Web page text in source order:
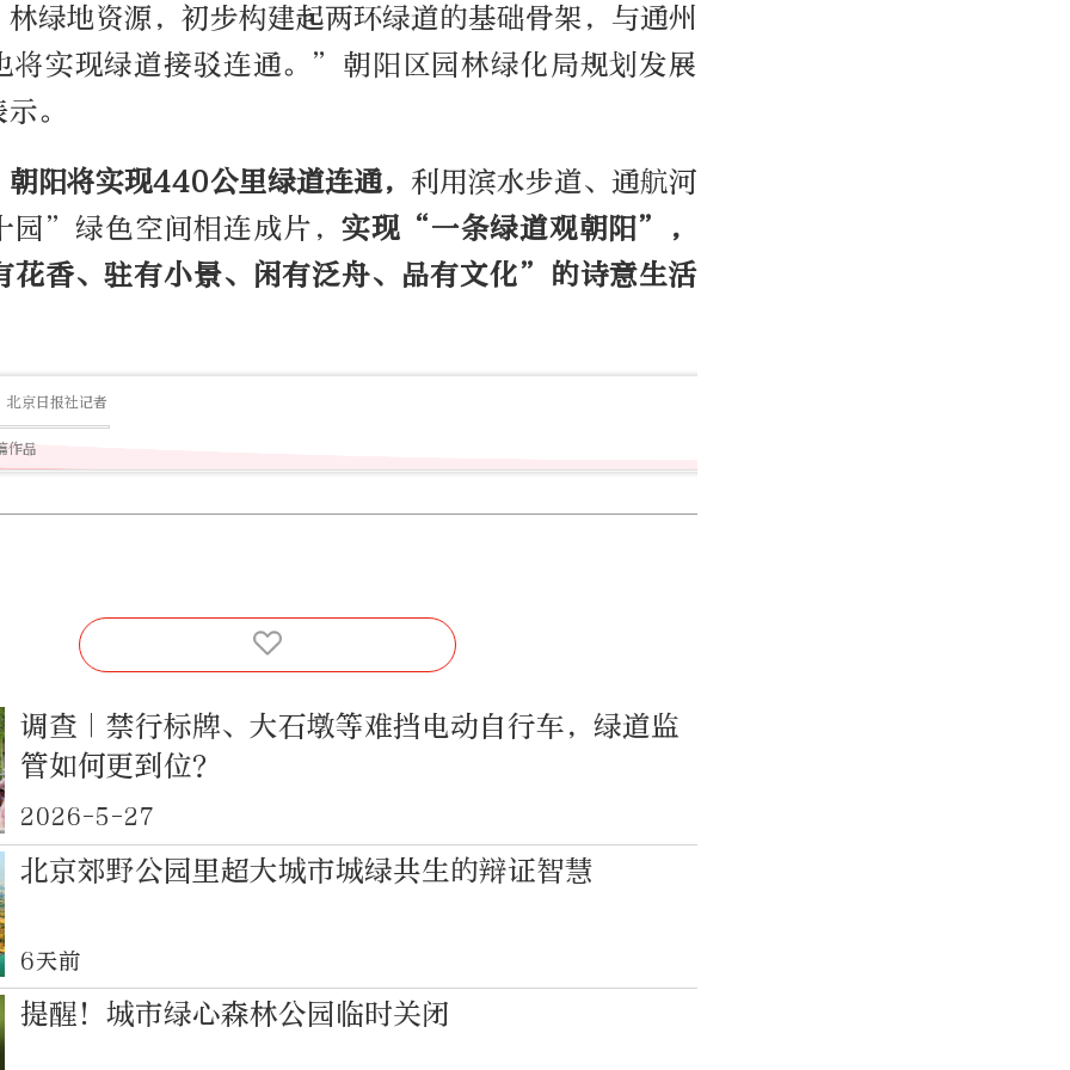
绿地资源，初步构建起两环绿道的基础骨架，与通州
将实现绿道接驳连通。”朝阳区园林绿化局规划发展
。
阳将实现440公里绿道连通， 利用滨水步道、通航河
园”绿色空间相连成片，实现“一条绿道观朝阳”，
香、驻有小景、闲有泛舟、品有文化”的诗意生活
北京日报社记者
作品
调查｜禁行标牌、大石墩等难挡电动自行车，绿道监
管如何更到位？
2026-5-27
北京郊野公园里超大城市城绿共生的辩证智慧
6天前
提醒！城市绿心森林公园临时关闭